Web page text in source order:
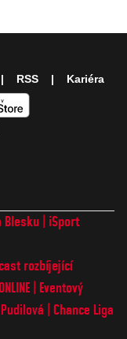
Blesku
iSport
rozbíjející
Eventový
Pudilová
Chance Liga
RSS Kariéra